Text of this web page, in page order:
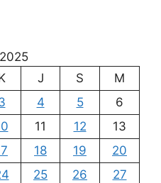
J S
M
4 5
6
11 12
13
18 19
20
25 26
27